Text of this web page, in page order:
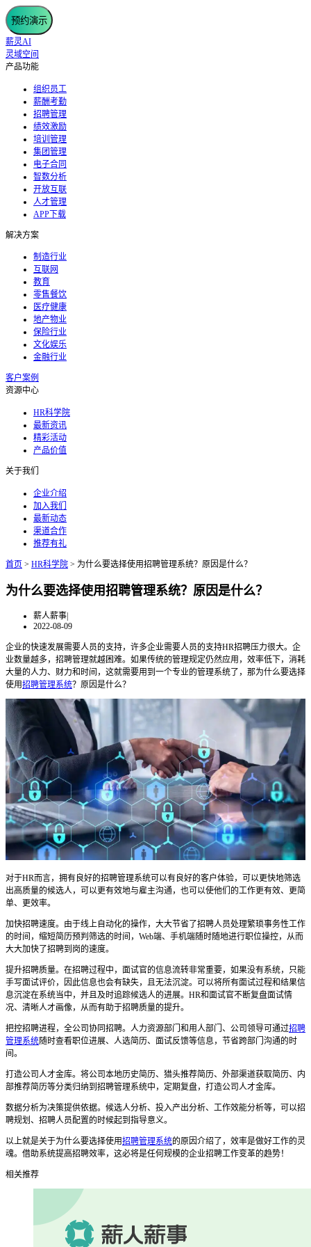
预约演示
薪灵AI
灵域空间
产品功能
组织员工
薪酬考勤
招聘管理
绩效激励
培训管理
集团管理
电子合同
智数分析
开放互联
人才管理
APP下载
解决方案
制造行业
互联网
教育
零售餐饮
医疗健康
地产物业
保险行业
文化娱乐
金融行业
客户案例
资源中心
HR科学院
最新资讯
精彩活动
产品价值
关于我们
企业介绍
加入我们
最新动态
渠道合作
推荐有礼
首页 > HR科学院 > 为什么要选择使用招聘管理系统？原因是什么？
为什么要选择使用招聘管理系统？原因是什么？
薪人薪事|
2022-08-09
企业的快速发展需要人员的支持，许多企业需要人员的支持HR招聘压力很大。企
业数量越多，招聘管理就越困难。如果传统的管理规定仍然应用，效率低下，消耗
大量的人力、财力和时间 ，这就需要用到一个专业的管理系统了，那为什么要选择
使用招聘管理系统？原因是什么？
对于HR而言，拥有良好的招聘管理系统可以有良好的客户体验，可以更快地筛选
出高质量的候选人，可以更有效地与雇主沟通，也可以使他们的工作更有效、更简
单、更效率。
加快招聘速度。由于线上自动化的操作，大大节省了招聘人员处理繁琐事务性工作
的时间，缩短简历预判筛选的时间， Web端、手机端随时随地进行职位操控，从而
大大加快了招聘到岗的速度。
提升招聘质量。在招聘过程中，面试官的信息流转非常重要，如果没有系统，只能
手写面试评价，因此信息也会有缺失，且无法沉淀。可以将所有面试过程和结果信
息沉淀在系统当中，并且及时追踪候选人的进展。 HR和面试官不断复盘面试情
况、清晰人才画像，从而有助于招聘质量的提升。
把控招聘进程，全公司协同招聘。人力资源部门和用人部门、公司领导可通过招聘
管理系统随时查看职位进展、人选简历、面试反馈等信息，节省跨部门沟通的时
间。
打造公司人才金库。将公司本地历史简历、猎头推荐简历、外部渠道获取简历、内
部推荐简历等分类归纳到招聘管理系统中，定期复盘，打造公司人才金库。
数据分析为决策提供依据。候选人分析、投入产出分析、工作效能分析等，可以招
聘规划、招聘人员配置的时候起到指导意义。
以上就是关于为什么要选择使用招聘管理系统的原因介绍了， 效率是做好工作的灵
魂。借助系统提高招聘效率，这必将是任何规模的企业招聘工作变革的趋势！
相关推荐